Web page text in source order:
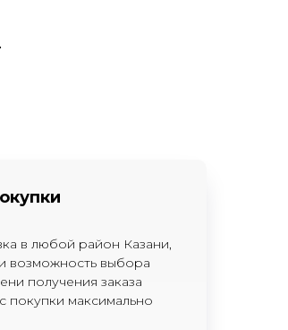
в любой район Казани,
возможность выбора
получения заказа
покупки максимально